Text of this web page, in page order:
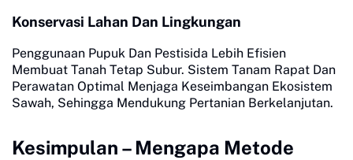
Konservasi Lahan Dan Lingkungan
Penggunaan Pupuk Dan Pestisida Lebih Efisien
Membuat Tanah Tetap Subur. Sistem Tanam Rapat Dan
Perawatan Optimal Menjaga Keseimbangan Ekosistem
Sawah, Sehingga Mendukung Pertanian Berkelanjutan.
Kesimpulan – Mengapa Metode